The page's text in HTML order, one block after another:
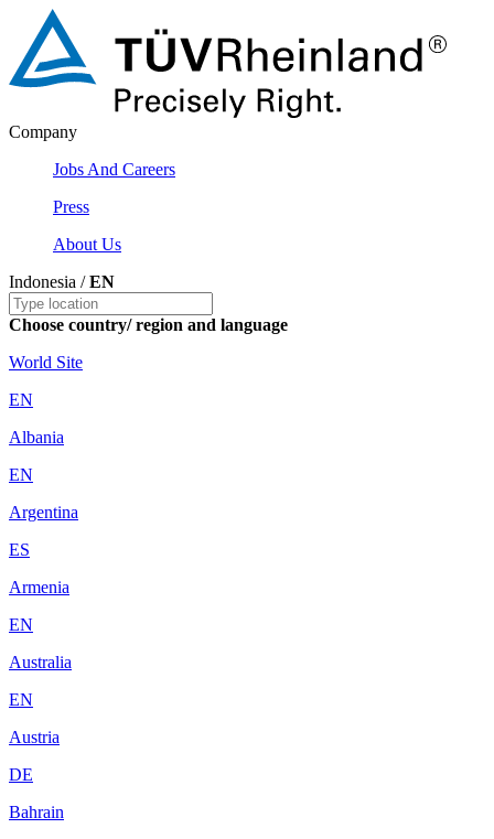
Company
Jobs And Careers
Press
About Us
Indonesia /EN
Choose country/ region and language
World Site
EN
Albania
EN
Argentina
ES
Armenia
EN
Australia
EN
Austria
DE
Bahrain